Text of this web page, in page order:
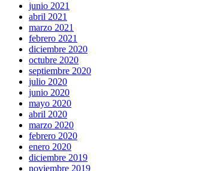
junio 2021
abril 2021
marzo 2021
febrero 2021
diciembre 2020
octubre 2020
septiembre 2020
julio 2020
junio 2020
mayo 2020
abril 2020
marzo 2020
febrero 2020
enero 2020
diciembre 2019
noviembre 2019